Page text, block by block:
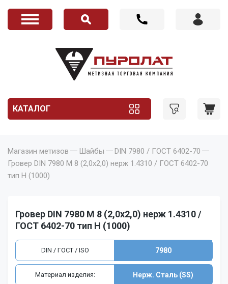
КАТАЛОГ
Магазин метизов Шайбы
DIN 7980 / ГОСТ 6402-70
Гровер DIN 7980 M 8 (2,0x2,0) нерж 1.4310 / ГОСТ 6402-70
тип Н (1000)
Гровер DIN 7980 M 8 (2,0x2,0) нерж 1.4310 /
ГОСТ 6402-70 тип Н (1000)
DIN / ГОСТ / ISO 7980
Материал изделия: Нерж. Сталь (SS)